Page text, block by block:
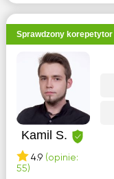
Sprawdzony korepetytor
Kamil S.
4.9 (opinie:
55)